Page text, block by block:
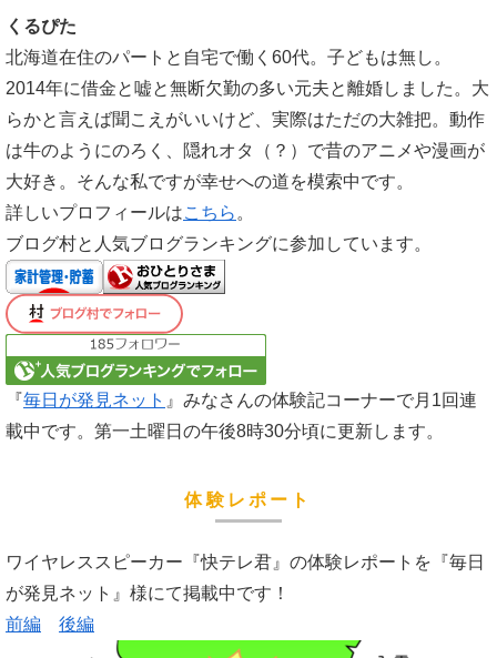
くるぴた
北海道在住のパートと自宅で働く60代。子どもは無し。
2014年に借金と嘘と無断欠勤の多い元夫と離婚しました。大
らかと言えば聞こえがいいけど、実際はただの大雑把。動作
は牛のようにのろく、隠れオタ（？）で昔のアニメや漫画が
大好き。そんな私ですが幸せへの道を模索中です。
詳しいプロフィールはこちら 。
ブログ村と人気ブログランキングに参加しています。
『毎日が発見ネット 』みなさんの体験記コーナーで月1回連
載中です。第一土曜日の午後8時30分頃に更新します。
体験レポート
ワイヤレススピーカー『快テレ君』の体験レポートを『毎日
が発見ネット』様にて掲載中です！
前編
後編